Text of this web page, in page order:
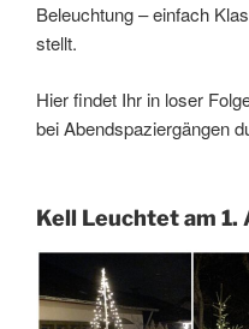
Beleuchtung – einfach
stellt.
Hier findet Ihr in loser
bei Abendspaziergängen
Kell Leuchtet am 1.